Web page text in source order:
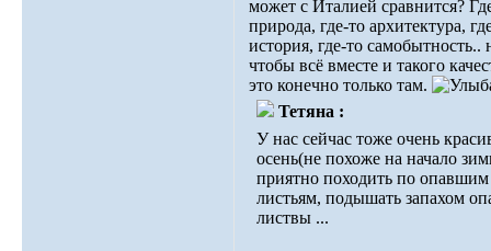
может с Италией сравнится?
природа, где-то архитектура,
история, где-то самобытность..
чтобы всё вместе и такого
это конечно только там.
Тетяна :
У нас сейчас тоже очень
осень(не похоже на начало
приятно походить по опавшим
листьям, подышать запахом
листвы ...